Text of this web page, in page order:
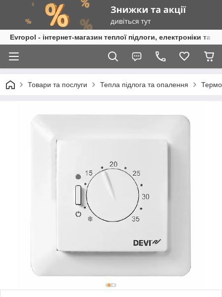
Evropol - інтернет-магазин теплої підлоги, електроніки та
Товари та послуги Тепла підлога та опалення